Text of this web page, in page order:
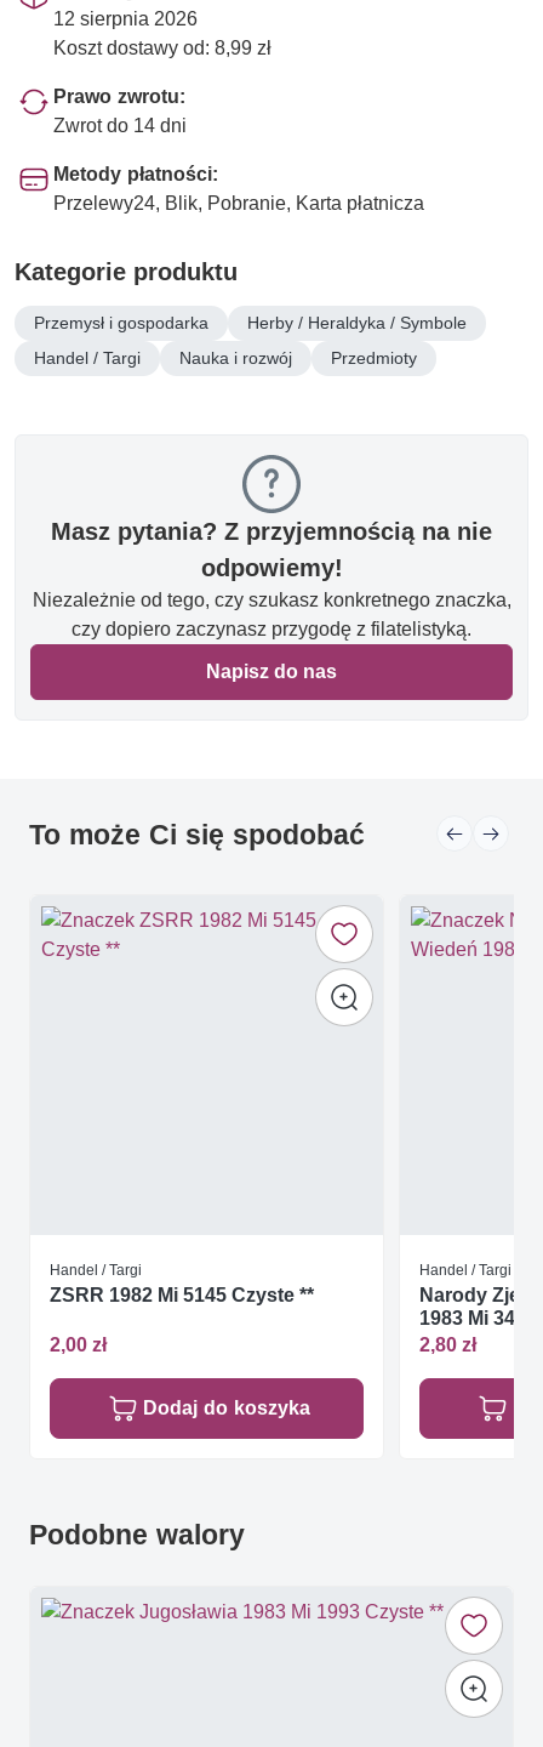
12 sierpnia 2026
Koszt dostawy od: 8,99 zł
Prawo zwrotu:
Zwrot do 14 dni
Metody płatności:
Przelewy24, Blik, Pobranie, Karta płatnicza
Kategorie produktu
Przemysł i gospodarka
Herby / Heraldyka / Symbole
Handel / Targi
Nauka i rozwój Przedmioty
Masz pytania? Z przyjemnością na nie
odpowiemy!
Niezależnie od tego, czy szukasz konkretnego znaczka,
czy dopiero zaczynasz przygodę z filatelistyką.
Napisz do nas
To może Ci się spodobać
Handel / Targi
ZSRR 1982 Mi 5145 Czyste **
2,00 zł
Dodaj do koszyka
Handel / Targi
Narody
1983 Mi 34-
2,80 zł
Podobne walory